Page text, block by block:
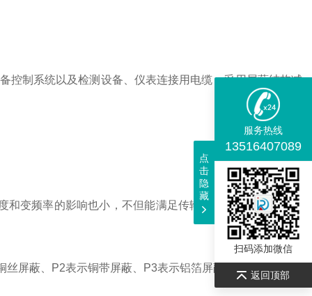
控制系统以及检测设备、仪表连接用电缆，采用屏蔽结构减
变频率的影响也小，不但能满足传输性能的要求，而且能
屏蔽、P2表示铜带屏蔽、P3表示铝箔屏蔽。
服务热线
13516407089
扫码添加微信
返回顶部
点
击
隐
藏